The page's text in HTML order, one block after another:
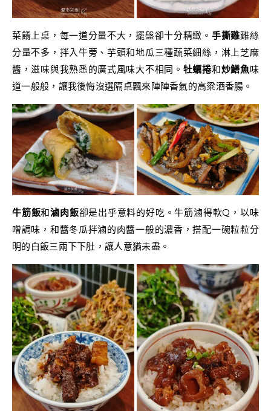
菜餚上桌，每一道分量不大，擺盤卻十分精緻。 手撕雞雞絲
分量不多，拌入牛蒡、芋頭和地瓜三種蔬菜細絲，淋上芝麻
醬，滋味與我熟悉的廣式風味大不相同。 牡蠣捲和炒鱔魚味
道一般般，讓我後悔沒選隔桌飄來陣陣香氣的高粱酒香腸。
牛筋飯和滷肉飯卻是出乎意料的好吃。牛筋滷得軟Q，以味
噌調味，和醬冬瓜拌滷的肉醬一般的濃香，搭配一碗粒粒分
明的白飯三兩下下肚，讓人意猶未盡。